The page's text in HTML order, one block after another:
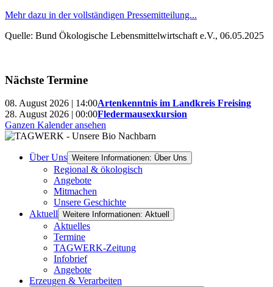
Mehr dazu in der vollständigen Pressemitteilung...
Quelle: Bund Ökologische Lebensmittelwirtschaft e.V., 06.05.2025
Nächste Termine
08. August 2026 | 14:00Artenkenntnis im Landkreis Freising
28. August 2026 | 00:00Fledermausexkursion
Ganzen Kalender ansehen
Über Uns Weitere Informationen: Über Uns
Regional & ökologisch
Angebote
Mitmachen
Unsere Geschichte
Aktuell Weitere Informationen: Aktuell
Aktuelles
Termine
TAGWERK-Zeitung
Infobrief
Angebote
Erzeugen & Verarbeiten